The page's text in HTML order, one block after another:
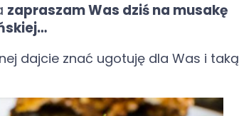
zapraszam Was dziś na musakę
dajcie znać ugotuję dla Was i taką